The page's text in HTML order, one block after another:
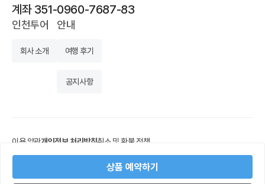
상품 예약하기
계좌 351-0960-7687-83
인천투어
회사 소개
안내
여행 후기
공지사항
이용 약관개인정보 처리방침취소 및 환불 정책
개인정보보호책임자 최미희
사업자등록번호 614-03-26076